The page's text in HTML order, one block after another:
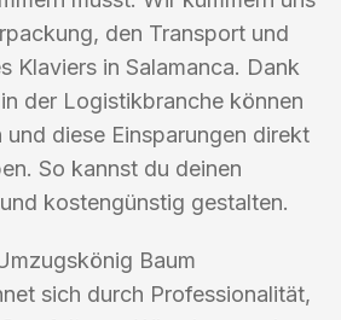
den Transport und
Klaviers in Salamanca. Dank
der Logistikbranche können
diese Einsparungen direkt
So kannst du deinen
kostengünstig gestalten.
Baum
sich durch Professionalität,